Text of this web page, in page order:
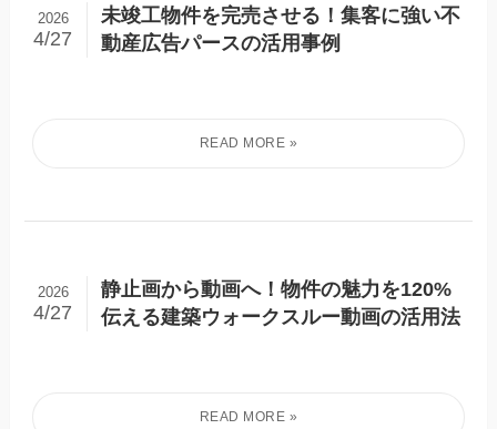
未竣工物件を完売させる！集客に強い不
動産広告パースの活用事例
2026
4/27
静止画から動画へ！物件の魅力を120%
伝える建築ウォークスルー動画の活用法
2026
4/27